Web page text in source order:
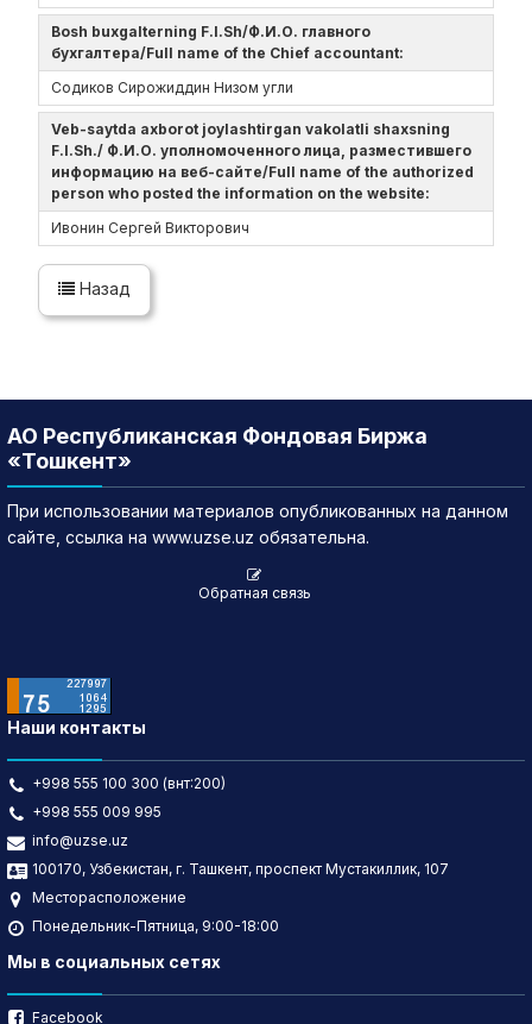
Bosh buxgalterning F.I.Sh/Ф.И.О. главного
бухгалтера/Full name of the Chief accountant:
Содиков Сирожиддин Низом угли
Veb-saytda axborot joylashtirgan vakolatli shaxsning
F.I.Sh./ Ф.И.О. уполномоченного лица, разместившего
информацию на веб-сайте/Full name of the authorized
person who posted the information on the website:
Ивонин Сергей Викторович
Назад
АО Республиканская Фондовая Биржа
«Тошкент»
При использовании материалов опубликованных на данном
сайте, ссылка на www.uzse.uz обязательна.
Обратная связь
Наши контакты
+998 555 100 300 (внт:200)
+998 555 009 995
info@uzse.uz
100170, Узбекистан, г. Ташкент, проспект Мустакиллик, 107
Месторасположение
Понедельник-Пятница, 9:00-18:00
Мы в социальных сетях
Facebook